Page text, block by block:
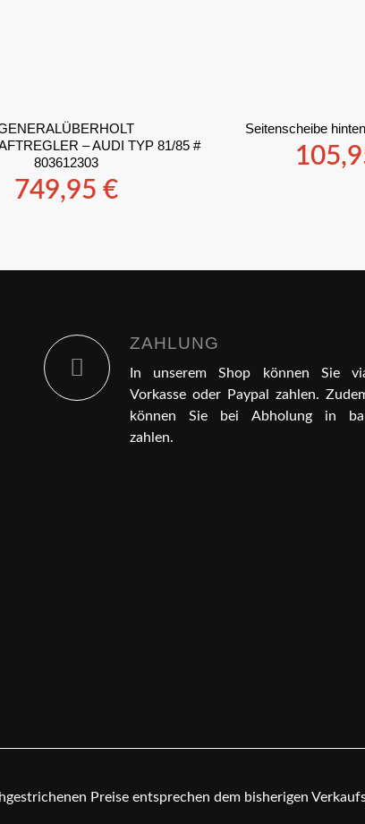
– AUDI TYP 81/85 #
803612303
749,95 €
Seitenscheibe
ZAHLUNG
In unserem Shop können Sie
Vorkasse oder Paypal zahlen.
können Sie bei Abholung in
zahlen.
Preise entsprechen dem bisherigen